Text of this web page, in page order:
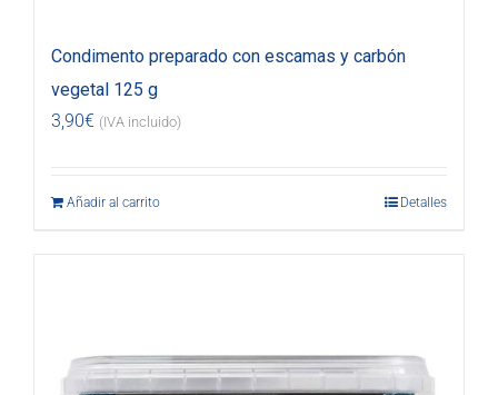
Condimento preparado con escamas y carbón
vegetal 125 g
3,90€ (IVA incluido)
Añadir al carrito Detalles